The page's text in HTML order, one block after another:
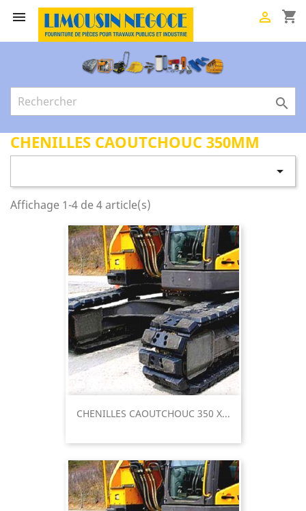
 shopping_cart


CHENILLES CAOUTCHOUC 350MM

Affichage 1-4 de 4 article(s)
CHENILLES CAOUTCHOUC 350 X...